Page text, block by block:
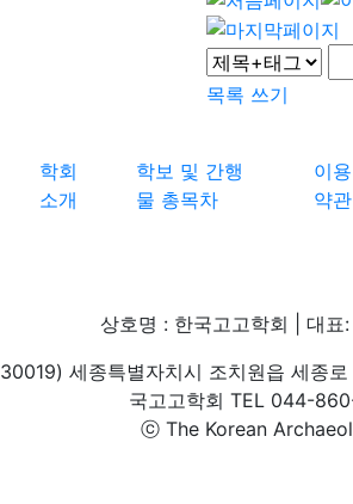
목록 쓰기
학회
소개
학보 및 간행
물 총목차
이용
약관
상호명 : 한국고고학회 | 대
30019) 세종특별자치시 조치원읍 세종
국고고학회 TEL 044-
ⓒ The Korean